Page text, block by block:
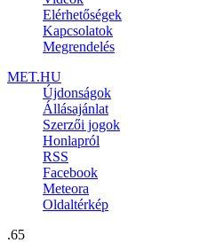
Elérhetőségek
Kapcsolatok
Megrendelés
MET.HU
Újdonságok
Állásajánlat
Szerzői jogok
Honlapról
RSS
Facebook
Meteora
Oldaltérkép
.65